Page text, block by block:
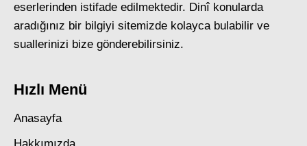
eserlerinden istifade edilmektedir. Dinî konularda
aradığınız bir bilgiyi sitemizde kolayca bulabilir ve
suallerinizi bize gönderebilirsiniz.
Hızlı Menü
Anasayfa